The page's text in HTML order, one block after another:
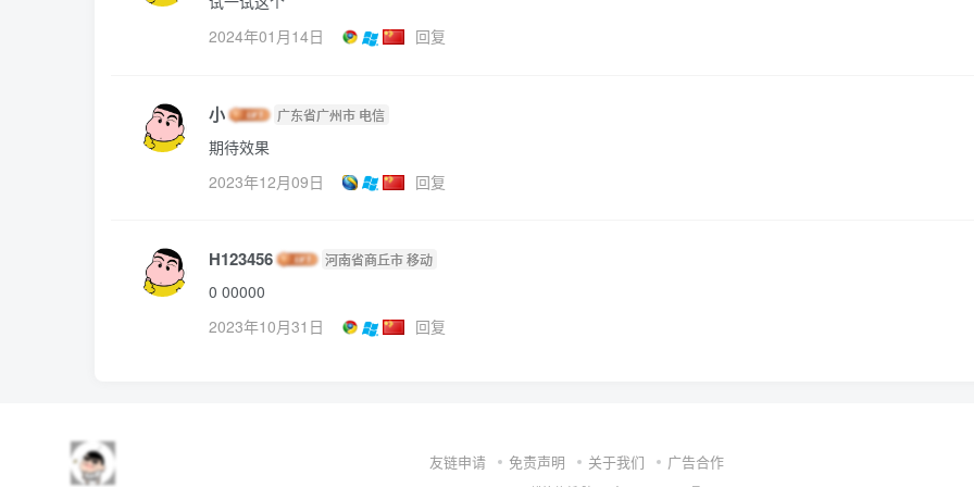
2024年01月14日
回复
小 广东省广州市 电信
期待效果
2023年12月09日
回复
H123456 河南省商丘市 移动
0 00000
2023年10月31日
回复
友链申请 免责声明 关于我们 广告合作